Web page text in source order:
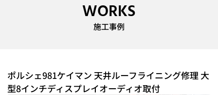
WORKS
施工事例
ポルシェ981ケイマン 天井ルーフライニング修理 大
型8インチディスプレイオーディオ取付